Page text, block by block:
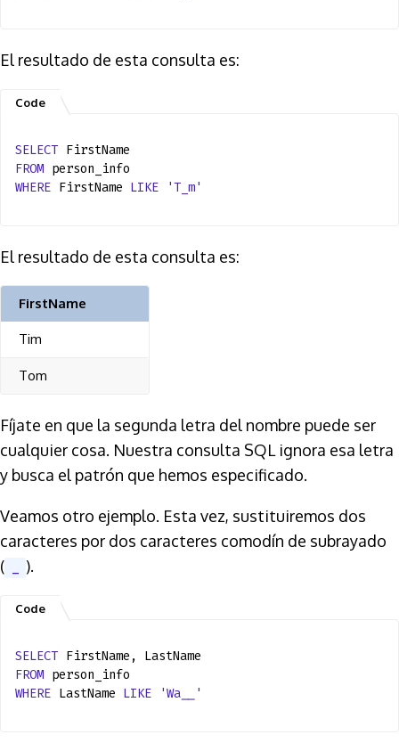
El resultado de esta consulta es:
SELECT FirstName
FROM person_info
WHERE FirstName LIKE 'T_m'
El resultado de esta consulta es:
FirstName
Tim
Tom
Fíjate en que la segunda letra del nombre puede ser
cualquier cosa. Nuestra consulta SQL ignora esa letra
y busca el patrón que hemos especificado.
Veamos otro ejemplo. Esta vez, sustituiremos dos
caracteres por dos caracteres comodín de subrayado
(
).
SELECT FirstName, LastName
FROM person_info
WHERE LastName LIKE 'Wa__'